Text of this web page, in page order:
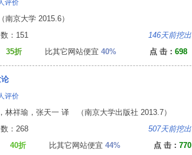
评价
京大学 2015.6）
：151 146天前挖出
35折 比其它网站便宜 40% 点 击： 698
评价
祥瑜，张天一 译 （南京大学出版社 2013.7）
：268 507天前挖出
40折 比其它网站便宜 44% 点 击： 770